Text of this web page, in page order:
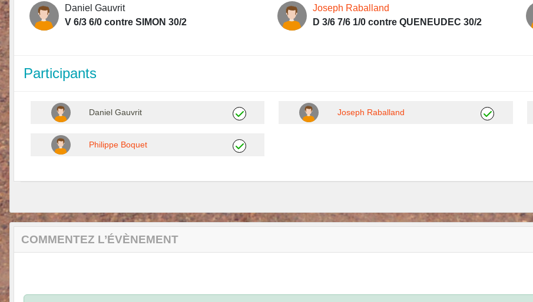
Daniel Gauvrit
V 6/3 6/0 contre SIMON 30/2
Joseph Raballand
D 3/6 7/6 1/0 contre QUENEUDEC 30/2
Participants
Daniel Gauvrit Joseph Raballand
Philippe Boquet
COMMENTEZ L’ÉVÈNEMENT